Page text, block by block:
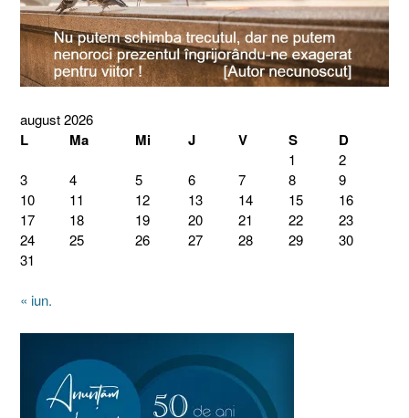
august 2026
L Ma Mi J V S D
1
2
3
4 5 6 7 8
9
10
11 12 13 14 15
16
17
18 19 20 21 22
23
24
25 26 27 28 29
30
31
« iun.